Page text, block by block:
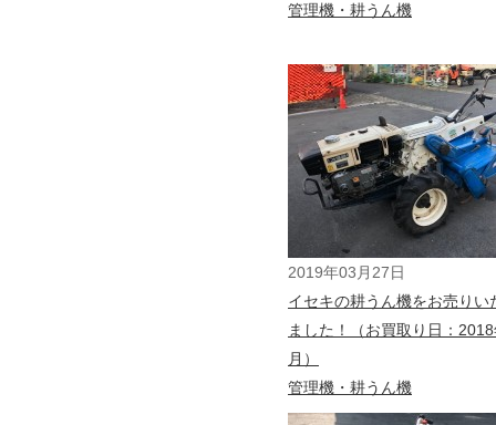
管理機・耕うん機
2019年03月27日
イセキの耕うん機をお売りい
ました！（お買取り日：
月）
管理機・耕うん機